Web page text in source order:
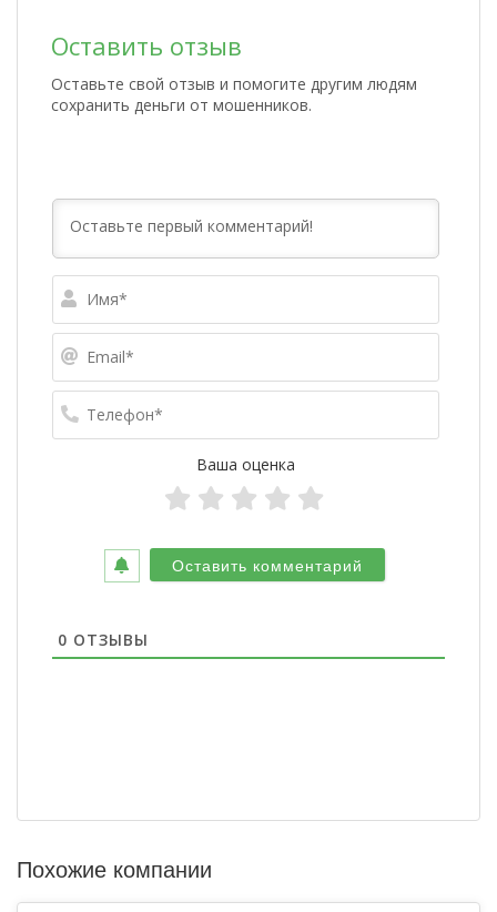
Оставить отзыв
Оставьте свой отзыв и помогите другим людям
сохранить деньги от мошенников.
Ваша оценка
0 ОТЗЫВЫ
Похожие компании